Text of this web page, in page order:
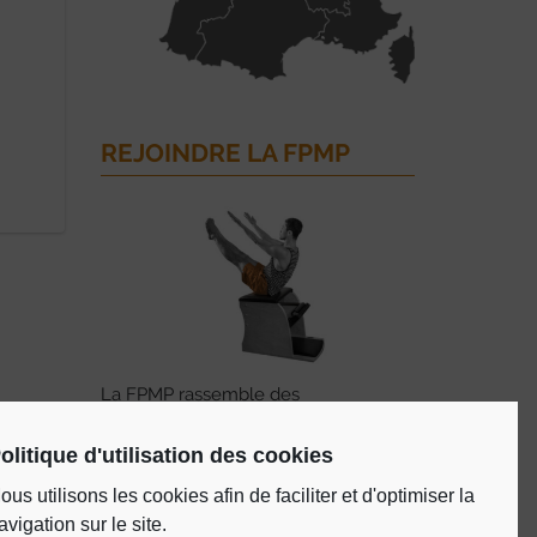
d'utilisation des cookies
utilisons les cookies afin de faciliter et d'optimiser la
sur le site.
REJOINDRE LA FPMP
La FPMP rassemble des
certifiés par la FPMP, en cours de
de formations.